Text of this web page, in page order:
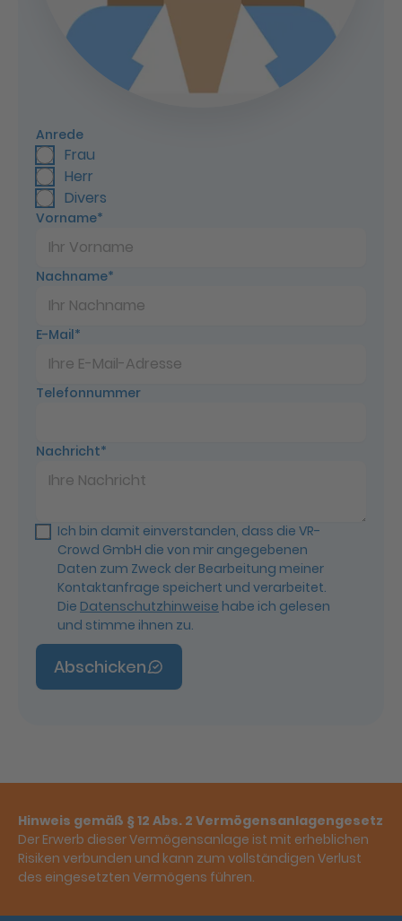
Anrede
Anrede
Frau
Herr
Divers
Vorname
Nachname
E-Mail
Telefonnummer
Nachricht
Ich bin damit einverstanden, dass die VR-
Crowd GmbH die von mir angegebenen
Daten zum Zweck der Bearbeitung meiner
Kontaktanfrage speichert und verarbeitet.
Die Datenschutzhinweise habe ich gelesen
und stimme ihnen zu.
Abschicken
Hinweis gemäß § 12 Abs. 2 Vermögensanlagengesetz
Der Erwerb dieser Vermögensanlage ist mit erheblichen
Risiken verbunden und kann zum vollständigen Verlust
des eingesetzten Vermögens führen.